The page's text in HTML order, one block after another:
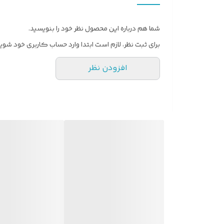
شما هم درباره این محصول نظر خود را بنویسید.
برای ثبت نظر، لازم است ابتدا وارد حساب کاربری خود
افزودن نظر